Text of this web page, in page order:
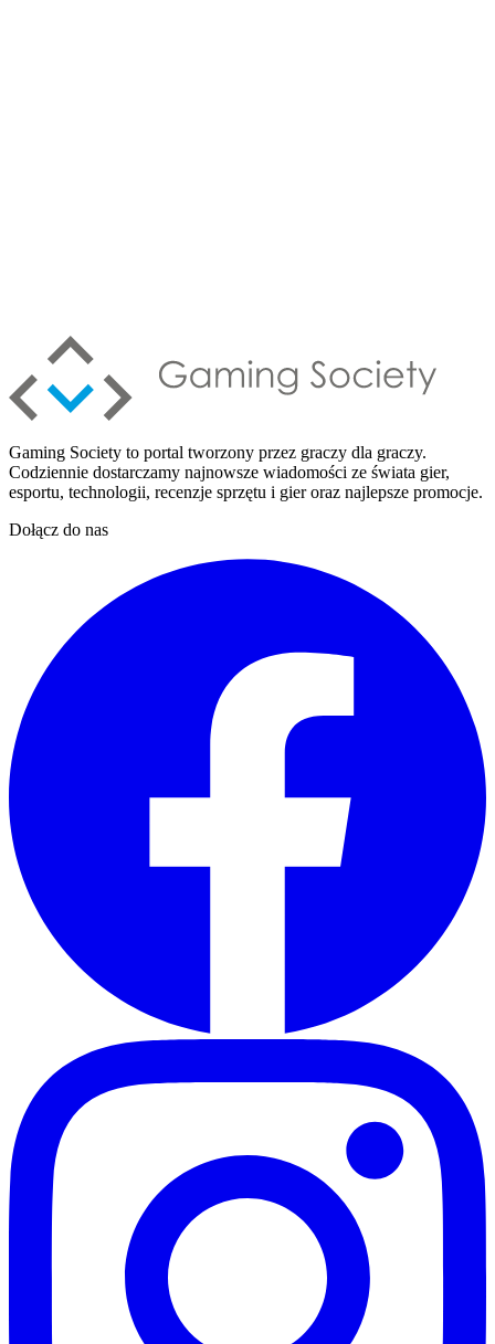
Gaming Society to portal tworzony przez graczy dla graczy.
Codziennie dostarczamy najnowsze wiadomości ze świata gier,
esportu, technologii, recenzje sprzętu i gier oraz najlepsze promocje.
Dołącz do nas